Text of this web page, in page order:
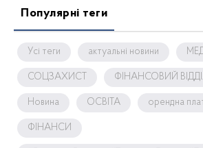
Популярні теги
Усі теги актуальні новини
СОЦЗАХИСТ ФІНАНСОВИЙ
Новина ОСВІТА орендна
ФІНАНСИ